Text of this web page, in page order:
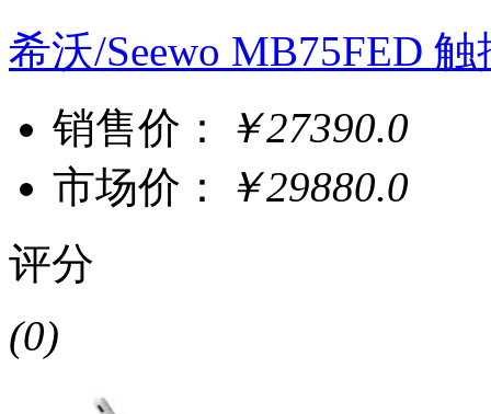
希沃/Seewo MB75FED
销售价：
￥27390.0
市场价：
￥29880.0
评分
(0)